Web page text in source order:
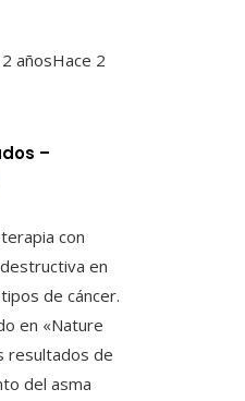
añosHace 2
–
con
en
de cáncer.
en «Nature
resultados de
del asma